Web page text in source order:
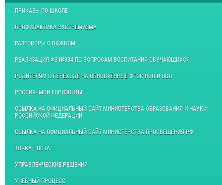
ПРИКАЗЫ ПО ШКОЛЕ
ПРОФИЛАКТИКА ЭКСТРЕМИЗМА
РАЗГОВОРЫ О ВАЖНОМ
РЕАЛИЗАЦИЯ ФЗ №304 ПО ВОПРОСАМ ВОСПИТАНИЯ ОБУЧАЮЩИХСЯ
РОДИТЕЛЯМ О ПЕРЕХОДЕ НА ОБНОВЛЁННЫЕ ФГОС НОО И ООО
РОССИЯ- МОИ ГОРИЗОНТЫ
ССЫЛКА НА ОФИЦИАЛЬНЫЙ САЙТ МИНИСТЕРСТВА ОБРАЗОВАНИЯ И НАУКИ
РОССИЙСКОЙ ФЕДЕРАЦИИ
ССЫЛКА НА ОФИЦИАЛЬНЫЙ САЙТ МИНИСТЕРСТВА ПРОСВЕЩЕНИЯ РФ
ТОЧКА РОСТА
УПРАВЛЕНЧЕСКИЕ РЕШЕНИЯ
УЧЕБНЫЙ ПРОЦЕСС